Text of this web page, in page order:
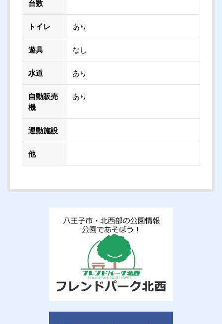
台数
トイレ あり
遊具 なし
水道 あり
自動販売
機
あり
運動施設
他